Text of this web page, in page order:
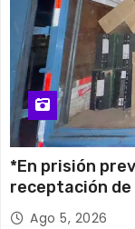
*En prisión
receptación
millones*
Ago 5, 2026